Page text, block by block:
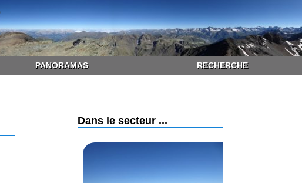
PANORAMAS RECHERCHE
Dans le secteur ...